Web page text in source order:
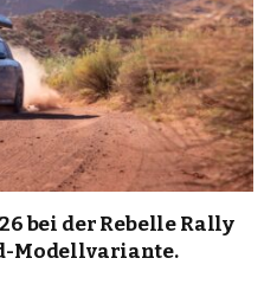
bei der Rebelle Rally
Modellvariante.